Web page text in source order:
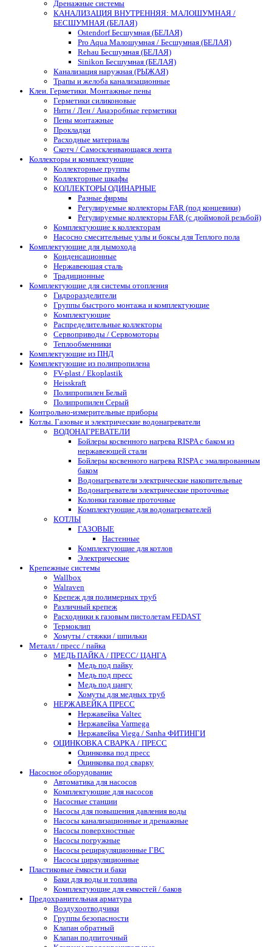
Дренажные системы
КАНАЛИЗАЦИЯ ВНУТРЕННЯЯ: МАЛОШУМНАЯ /
БЕСШУМНАЯ (БЕЛАЯ)
Ostendorf Бесшумная (БЕЛАЯ)
Pro Aqua Малошумная / Бесшумная (БЕЛАЯ)
Rehau Бесшумная (БЕЛАЯ)
Sinikon Бесшумная (БЕЛАЯ)
Канализация наружная (РЫЖАЯ)
Трапы и желоба канализационные
Клеи. Герметики. Монтажные пены
Герметики силиконовые
Нити / Лен / Анаэробные герметики
Пены монтажные
Прокладки
Расходные материалы
Скотч / Самосклеивающаяся лента
Коллекторы и комплектующие
Коллекторные группы
Коллекторные шкафы
КОЛЛЕКТОРЫ ОДИНАРНЫЕ
Разные фирмы
Регулируемые коллекторы FAR (под концевики)
Регулируемые коллекторы FAR (с дюймовой резьбой)
Комплектующие к коллекторам
Насосно смесительные узлы и боксы для Теплого пола
Комплектующие для дымохода
Конденсационные
Нержавеющая сталь
Традиционные
Комплектующие для системы отопления
Гидроразделители
Группы быстрого монтажа и комплектующие
Комплектующие
Распределительные коллекторы
Сервоприводы / Сервомоторы
Теплообменники
Комплектующие из ПНД
Комплектующие из полипропилена
FV-plast / Ekoplastik
Heisskraft
Полипропилен Белый
Полипропилен Серый
Контрольно-измерительные приборы
Котлы. Газовые и электрические водонагреватели
ВОДОНАГРЕВАТЕЛИ
Бойлеры косвенного нагрева RISPA с баком из
нержавеющей стали
Бойлеры косвенного нагрева RISPA с эмалированным
баком
Водонагреватели электрические накопительные
Водонагреватели электрические проточные
Колонки газовые проточные
Комплектующие для водонагревателей
КОТЛЫ
ГАЗОВЫЕ
Настенные
Комплектующие для котлов
Электрические
Крепежные системы
Wallbox
Walraven
Крепеж для полимерных труб
Различный крепеж
Расходники к газовым пистолетам FEDAST
Термоклип
Хомуты / стяжки / шпильки
Металл / пресс / пайка
МЕДЬ ПАЙКА / ПРЕСС/ ЦАНГА
Медь под пайку
Медь под пресс
Медь под цангу
Хомуты для медных труб
НЕРЖАВЕЙКА ПРЕСС
Нержавейка Valtec
Нержавейка Varmega
Нержавейка Viega / Sanha ФИТИНГИ
ОЦИНКОВКА СВАРКА / ПРЕСС
Оцинковка под пресс
Оцинковка под сварку
Насосное оборудование
Автоматика для насосов
Комплектующие для насосов
Насосные станции
Насосы для повышения давления воды
Насосы канализационные и дренажные
Насосы поверхностные
Насосы погружные
Насосы рециркуляционные ГВС
Насосы циркуляционные
Пластиковые ёмкости и баки
Баки для воды и топлива
Комплектующие для емкостей / баков
Предохранительная арматура
Воздухоотводчики
Группы безопасности
Клапан обратный
Клапан подпиточный